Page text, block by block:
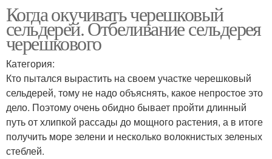
Когда окучивать черешковый
сельдерей. Отбеливание сельдерея
черешкового
Категория:
Кто пытался вырастить на своем участке черешковый
сельдерей, тому не надо объяснять, какое непростое это
дело. Поэтому очень обидно бывает пройти длинный
путь от хлипкой рассады до мощного растения, а в итоге
получить море зелени и несколько волокнистых зеленых
стеблей.